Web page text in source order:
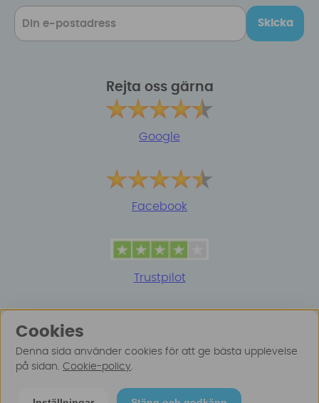
Skicka
Rejta oss gärna
Google
Facebook
Trustpilot
Cookies
Denna sida använder cookies för att ge bästa upplevelse
på sidan. Cookie-policy.